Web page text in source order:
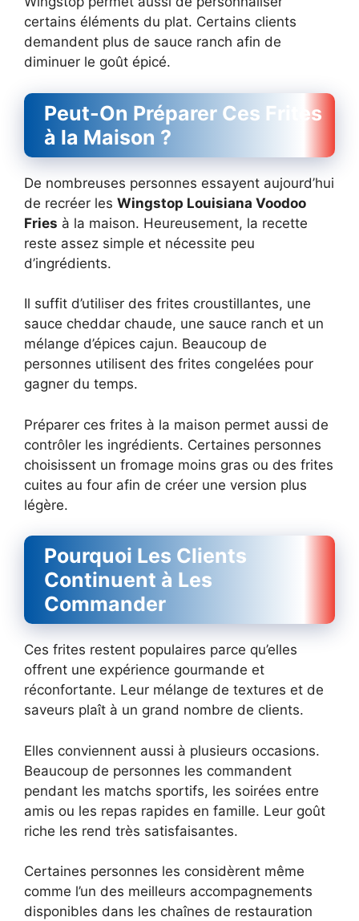
certains éléments du plat. Certains clients
demandent plus de sauce ranch afin de
diminuer le goût épicé.
Peut-On Préparer Ces Frites
à la Maison ?
De nombreuses personnes essayent aujourd’hui
de recréer les Wingstop Louisiana Voodoo
Fries à la maison. Heureusement, la recette
reste assez simple et nécessite peu
d’ingrédients.
Il suffit d’utiliser des frites croustillantes, une
sauce cheddar chaude, une sauce ranch et un
mélange d’épices cajun. Beaucoup de
personnes utilisent des frites congelées pour
gagner du temps.
Préparer ces frites à la maison permet aussi de
contrôler les ingrédients. Certaines personnes
choisissent un fromage moins gras ou des frites
cuites au four afin de créer une version plus
légère.
Pourquoi Les Clients
Continuent à Les
Commander
Ces frites restent populaires parce qu’elles
offrent une expérience gourmande et
réconfortante. Leur mélange de textures et de
saveurs plaît à un grand nombre de clients.
Elles conviennent aussi à plusieurs occasions.
Beaucoup de personnes les commandent
pendant les matchs sportifs, les soirées entre
amis ou les repas rapides en famille. Leur goût
riche les rend très satisfaisantes.
Certaines personnes les considèrent même
comme l’un des meilleurs accompagnements
disponibles dans les chaînes de restauration